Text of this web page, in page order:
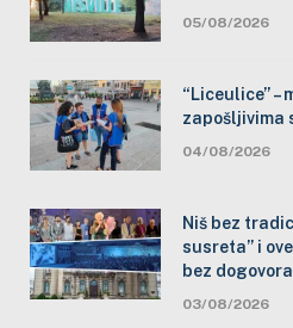
05/08/2026
“Liceulice” –
zapošljivima
04/08/2026
Niš bez
susreta” i
bez
03/08/2026